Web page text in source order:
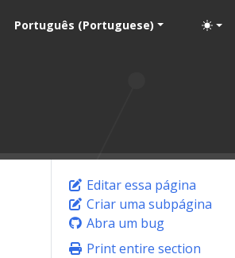
Português (Portuguese)
Editar essa página
Criar uma subpágina
Abra um bug
Print entire section